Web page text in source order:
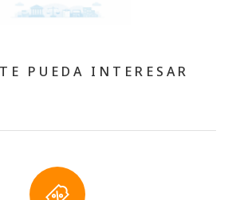
PUEDA INTERESAR